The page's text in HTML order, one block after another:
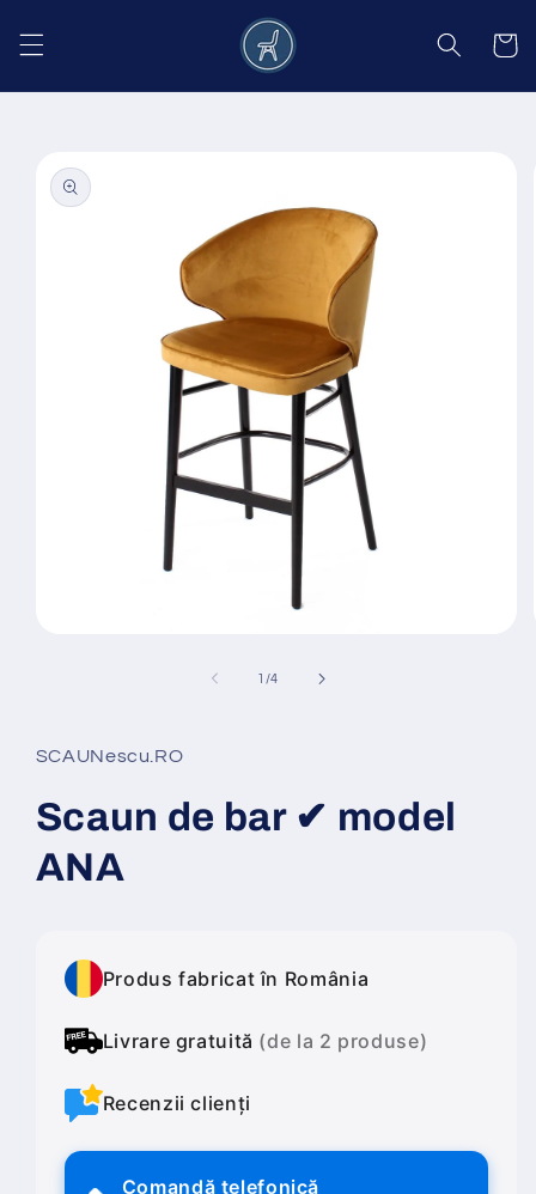
conținut
Coș
informațiile
despre
produs
fereastră
modală
1 /din
4
SCAUNescu.RO
Scaun de bar ✔ model
ANA
Produs fabricat în România
Livrare gratuită (de la 2 produse)
Recenzii clienți
Comandă telefonică